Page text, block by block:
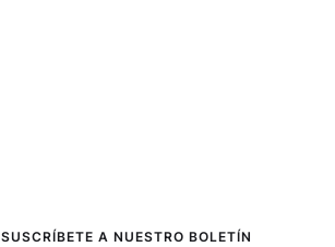
SUSCRÍBETE A NUESTRO BOLETÍN